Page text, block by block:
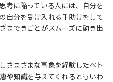
考に陥っている人には、自分を
自分を受け入れる手助けをして
まできごとがスムーズに動き出
さまざまな事象を経験したペト
や知識を与えてくれるともいわ